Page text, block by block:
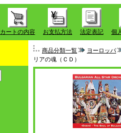
カートの内容 お支払方法 法定表記 個
商品分類一覧
ヨーロッパ
リアの魂（ＣＤ）